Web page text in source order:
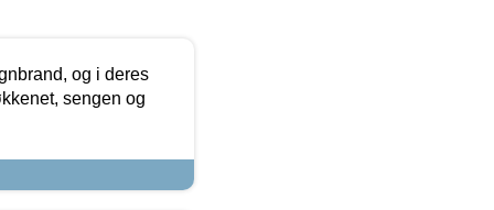
og i deres
sengen og